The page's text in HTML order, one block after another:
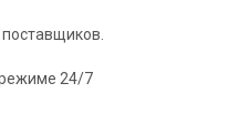
режиме 24/7